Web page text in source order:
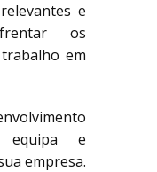
e
os
em
equipa e
empresa.